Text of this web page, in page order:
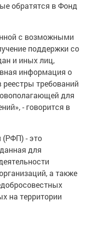
обратятся в Фонд
с возможными
поддержки со
и иных лиц,
информация о
требований
для
- говорится в
(РФП) - это
для
а также
на территории